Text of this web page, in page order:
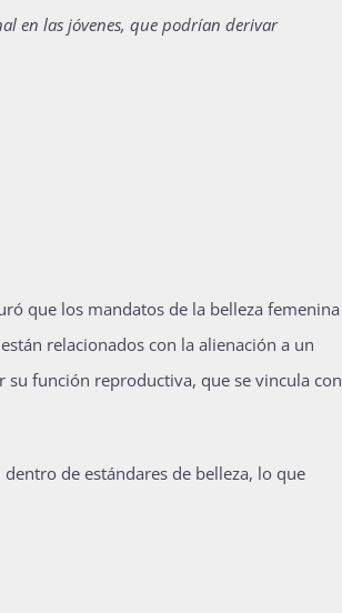
en las jóvenes, que podrían derivar
que los mandatos de la belleza femenina
relacionados con la alienación a un
función reproductiva, que se vincula con
de estándares de belleza, lo que